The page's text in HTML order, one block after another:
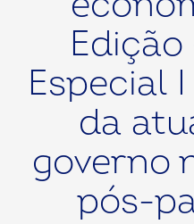
Especial
da
governo
pós-